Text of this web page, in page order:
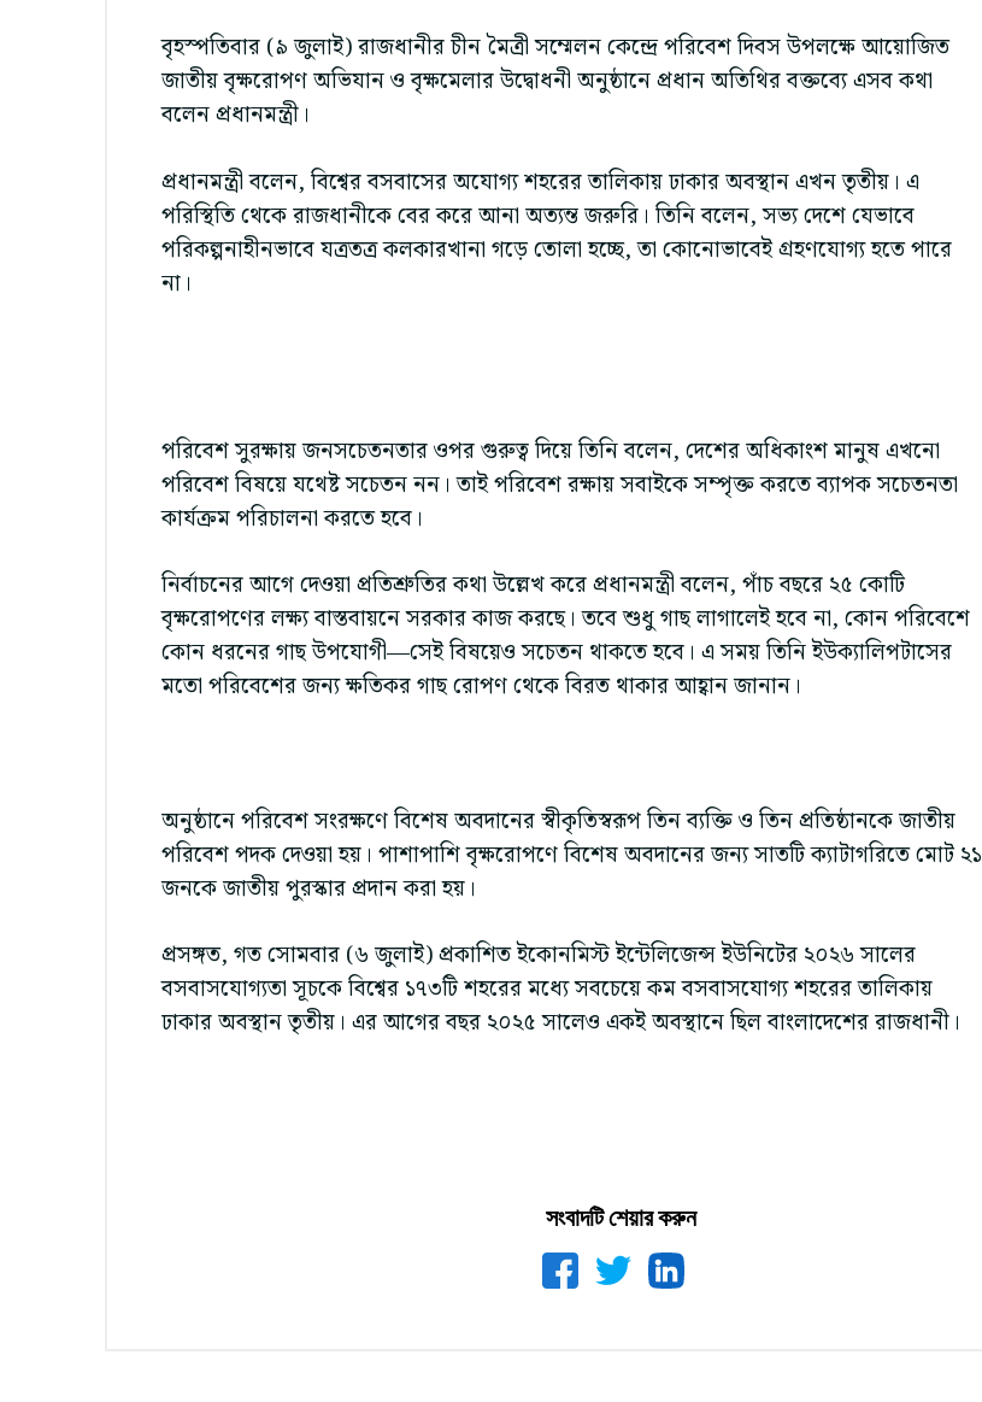
বৃহস্পতিবার (৯ জুলাই) রাজধানীর চীন মৈত্রী সম্মেলন কেন্দ্রে পরিবেশ দিবস উপলক্ষে আয়োজিত
জাতীয় বৃক্ষরোপণ অভিযান ও বৃক্ষমেলার উদ্বোধনী অনুষ্ঠানে প্রধান অতিথির বক্তব্যে এসব কথা
বলেন প্রধানমন্ত্রী।
প্রধানমন্ত্রী বলেন, বিশ্বের বসবাসের অযোগ্য শহরের তালিকায় ঢাকার অবস্থান এখন তৃতীয়। এ
পরিস্থিতি থেকে রাজধানীকে বের করে আনা অত্যন্ত জরুরি। তিনি বলেন, সভ্য দেশে যেভাবে
পরিকল্পনাহীনভাবে যত্রতত্র কলকারখানা গড়ে তোলা হচ্ছে, তা কোনোভাবেই গ্রহণযোগ্য হতে পারে
না।
পরিবেশ সুরক্ষায় জনসচেতনতার ওপর গুরুত্ব দিয়ে তিনি বলেন, দেশের অধিকাংশ মানুষ এখনো
পরিবেশ বিষয়ে যথেষ্ট সচেতন নন। তাই পরিবেশ রক্ষায় সবাইকে সম্পৃক্ত করতে ব্যাপক সচেতনতা
কার্যক্রম পরিচালনা করতে হবে।
নির্বাচনের আগে দেওয়া প্রতিশ্রুতির কথা উল্লেখ করে প্রধানমন্ত্রী বলেন, পাঁচ বছরে ২৫ কোটি
বৃক্ষরোপণের লক্ষ্য বাস্তবায়নে সরকার কাজ করছে। তবে শুধু গাছ লাগালেই হবে না, কোন পরিবেশে
কোন ধরনের গাছ উপযোগী—সেই বিষয়েও সচেতন থাকতে হবে। এ সময় তিনি ইউক্যালিপটাসের
মতো পরিবেশের জন্য ক্ষতিকর গাছ রোপণ থেকে বিরত থাকার আহ্বান জানান।
অনুষ্ঠানে পরিবেশ সংরক্ষণে বিশেষ অবদানের স্বীকৃতিস্বরূপ তিন ব্যক্তি ও তিন প্রতিষ্ঠানকে জাতীয়
পরিবেশ পদক দেওয়া হয়। পাশাপাশি বৃক্ষরোপণে বিশেষ অবদানের জন্য সাতটি ক্যাটাগরিতে মোট ২১
জনকে জাতীয় পুরস্কার প্রদান করা হয়।
প্রসঙ্গত, গত সোমবার (৬ জুলাই) প্রকাশিত ইকোনমিস্ট ইন্টেলিজেন্স ইউনিটের ২০২৬ সালের
বসবাসযোগ্যতা সূচকে বিশ্বের ১৭৩টি শহরের মধ্যে সবচেয়ে কম বসবাসযোগ্য শহরের তালিকায়
ঢাকার অবস্থান তৃতীয়। এর আগের বছর ২০২৫ সালেও একই অবস্থানে ছিল বাংলাদেশের রাজধানী।
সংবাদটি শেয়ার করুন